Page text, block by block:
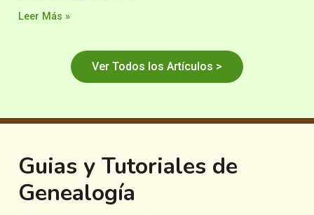
Leer Más »
Ver Todos los Artículos >
Guias y Tutoriales de
Genealogía